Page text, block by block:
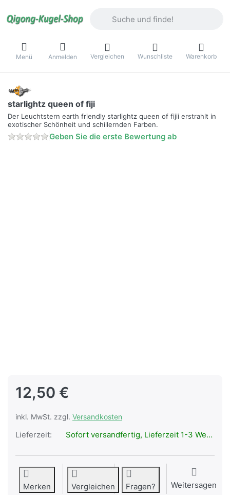
Menü Anmelden Vergleichen Wunschliste Warenkorb
starlightz queen of fiji
Der Leuchtstern earth friendly starlightz queen of fijii erstrahlt in
exotischer Schönheit und schillernden Farben.
Geben Sie die erste Bewertung ab
12,50 €
inkl. MwSt. zzgl. Versandkosten
Lieferzeit: Sofort versandfertig, Lieferzeit 1-3 Werktage.
Merken Vergleichen Fragen? Weitersagen